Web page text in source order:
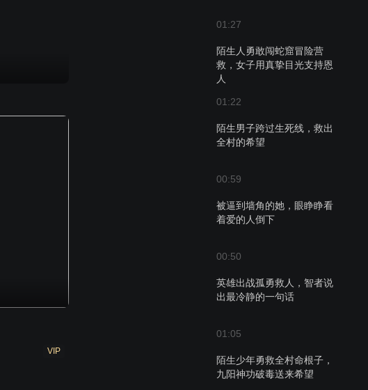
01:27
陌生人勇敢闯蛇窟冒险营
救，女子用真挚目光支持恩
人
01:22
陌生男子跨过生死线，救出
全村的希望
00:59
被逼到墙角的她，眼睁睁看
着爱的人倒下
00:50
英雄出战孤勇救人，智者说
出最冷静的一句话
01:05
陌生少年勇救全村命根子，
九阳神功破毒送来希望
VIP